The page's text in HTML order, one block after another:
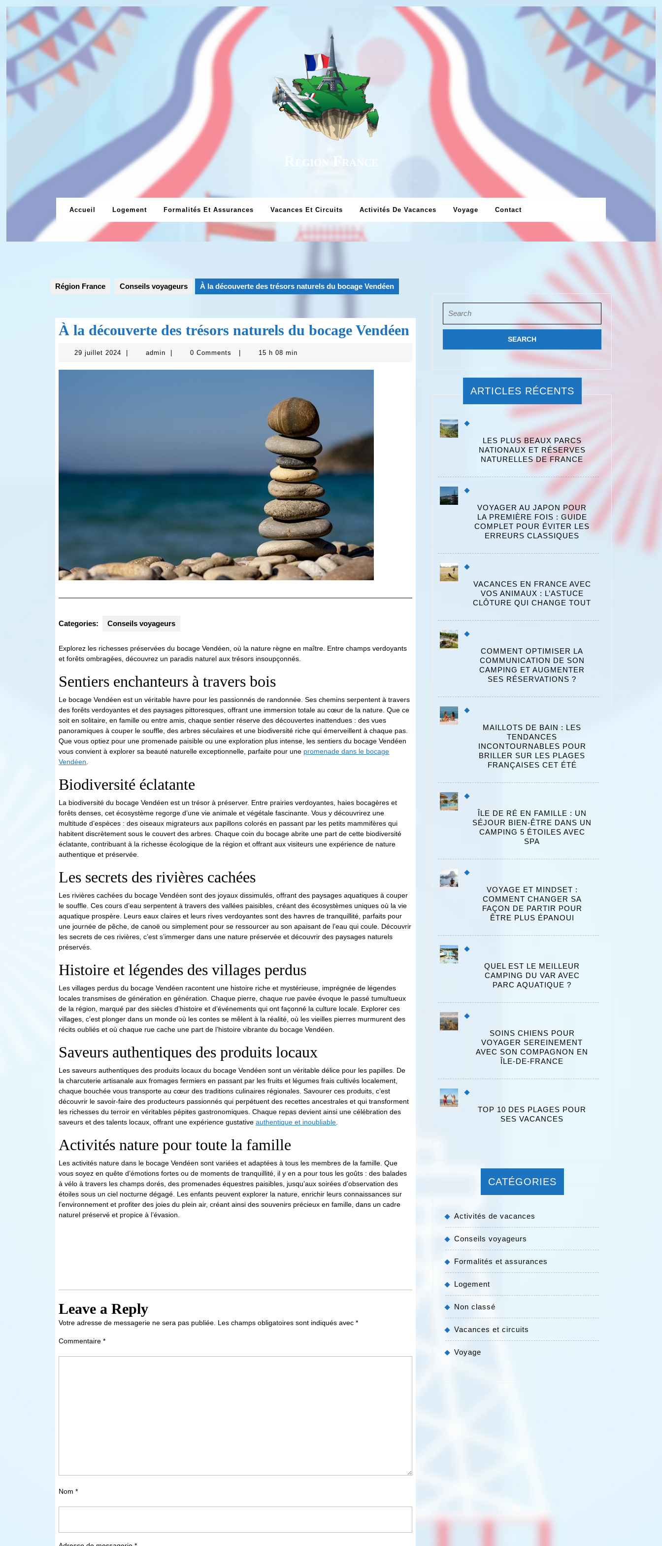
Skip
to
content
Région France
Accueil Logement Formalités Et Assurances Vacances Et Circuits Activités De Vacances Voyage Contact
Région France Conseils voyageurs À la découverte des trésors naturels du bocage Vendéen
À la découverte des trésors naturels du bocage Vendéen
29 juillet 202429
2024
adminadmin 0 Comments 15 h 08 min
Categories: Conseils voyageurs
Explorez les richesses préservées du bocage Vendéen, où la nature règne en maître. Entre champs verdoyants
et forêts ombragées, découvrez un paradis naturel aux trésors insoupçonnés.
Sentiers enchanteurs à travers bois
Le bocage Vendéen est un véritable havre pour les passionnés de randonnée. Ses chemins serpentent à travers
des forêts verdoyantes et des paysages pittoresques, offrant une immersion totale au cœur de la nature. Que ce
soit en solitaire, en famille ou entre amis, chaque sentier réserve des découvertes inattendues : des vues
panoramiques à couper le souffle, des arbres séculaires et une biodiversité riche qui émerveillent à chaque pas.
Que vous optiez pour une promenade paisible ou une exploration plus intense, les sentiers du bocage Vendéen
vous convient à explorer sa beauté naturelle exceptionnelle, parfaite pour une promenade dans le bocage
Vendéen
Biodiversité éclatante
La biodiversité du bocage Vendéen est un trésor à préserver. Entre prairies verdoyantes, haies bocagères et
forêts denses, cet écosystème regorge d’une vie animale et végétale fascinante. Vous y découvrirez une
multitude d’espèces : des oiseaux migrateurs aux papillons colorés en passant par les petits mammifères qui
habitent discrètement sous le couvert des arbres. Chaque coin du bocage abrite une part de cette biodiversité
éclatante, contribuant à la richesse écologique de la région et offrant aux visiteurs une expérience de nature
authentique et préservée.
Les secrets des rivières cachées
Les rivières cachées du bocage Vendéen sont des joyaux dissimulés, offrant des paysages aquatiques à couper
le souffle. Ces cours d’eau serpentent à travers des vallées paisibles, créant des écosystèmes uniques où la vie
aquatique prospère. Leurs eaux claires et leurs rives verdoyantes sont des havres de tranquillité, parfaits pour
une journée de pêche, de canoë ou simplement pour se ressourcer au son apaisant de l’eau qui coule. Découvrir
les secrets de ces rivières, c’est s’immerger dans une nature préservée et découvrir des paysages naturels
préservés.
Histoire et légendes des villages perdus
Les villages perdus du bocage Vendéen racontent une histoire riche et mystérieuse, imprégnée de légendes
locales transmises de génération en génération. Chaque pierre, chaque rue pavée évoque le passé tumultueux
de la région, marqué par des siècles d’histoire et d’événements qui ont façonné la culture locale. Explorer ces
villages, c’est plonger dans un monde où les contes se mêlent à la réalité, où les vieilles pierres murmurent des
récits oubliés et où chaque rue cache une part de l’histoire vibrante du bocage Vendéen.
Saveurs authentiques des produits locaux
Les saveurs authentiques des produits locaux du bocage Vendéen sont un véritable délice pour les papilles. De
la charcuterie artisanale aux fromages fermiers en passant par les fruits et légumes frais cultivés localement,
chaque bouchée vous transporte au cœur des traditions culinaires régionales. Savourer ces produits, c’est
découvrir le savoir-faire des producteurs passionnés qui perpétuent des recettes ancestrales et qui transforment
les richesses du terroir en véritables pépites gastronomiques. Chaque repas devient ainsi une célébration des
saveurs et des talents locaux, offrant une expérience gustativeauthentique et inoubliable
Activités nature pour toute la famille
Les activités nature dans le bocage Vendéen sont variées et adaptées à tous les membres de la famille. Que
vous soyez en quête d’émotions fortes ou de moments de tranquillité, il y en a pour tous les goûts : des balades
à vélo à travers les champs dorés, des promenades équestres paisibles, jusqu’aux soirées d’observation des
étoiles sous un ciel nocturne dégagé. Les enfants peuvent explorer la nature, enrichir leurs connaissances sur
l’environnement et profiter des joies du plein air, créant ainsi des souvenirs précieux en famille, dans un cadre
naturel préservé et propice à l’évasion.
Leave a Reply
Votre adresse de messagerie ne sera pas publiée. Les champs obligatoires sont indiqués avec*
Commentaire*
Nom*
for:
ARTICLES RÉCENTS
LES PLUS BEAUX PARCS
NATIONAUX ET RÉSERVES
NATURELLES DE FRANCE
VOYAGER AU JAPON POUR
LA PREMIÈRE FOIS : GUIDE
COMPLET POUR ÉVITER LES
ERREURS CLASSIQUES
VACANCES EN FRANCE AVEC
VOS ANIMAUX : L’ASTUCE
CLÔTURE QUI CHANGE TOUT
COMMENT OPTIMISER LA
COMMUNICATION DE SON
CAMPING ET AUGMENTER
SES RÉSERVATIONS ?
MAILLOTS DE BAIN : LES
TENDANCES
INCONTOURNABLES POUR
BRILLER SUR LES PLAGES
FRANÇAISES CET ÉTÉ
ÎLE DE RÉ EN FAMILLE : UN
SÉJOUR BIEN-ÊTRE DANS UN
CAMPING 5 ÉTOILES AVEC
SPA
VOYAGE ET MINDSET :
COMMENT CHANGER SA
FAÇON DE PARTIR POUR
ÊTRE PLUS ÉPANOUI
QUEL EST LE MEILLEUR
CAMPING DU VAR AVEC
PARC AQUATIQUE ?
SOINS CHIENS POUR
VOYAGER SEREINEMENT
AVEC SON COMPAGNON EN
ÎLE-DE-FRANCE
TOP 10 DES PLAGES POUR
SES VACANCES
CATÉGORIES
Activités de vacances
Conseils voyageurs
Formalités et assurances
Logement
Non classé
Vacances et circuits
Voyage